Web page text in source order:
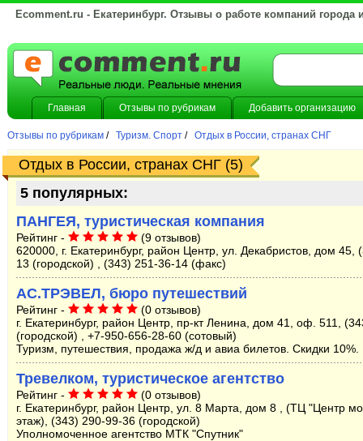
Ecomment.ru - Екатеринбург. Отзывы о работе компаний города
Главная Отзывы по рубрикам Добавить организацию
Отзывы по рубрикам / Туризм. Спорт / Отдых в России, странах СНГ
Отдых в России, странах СНГ (5)
5 популярных:
ПАНГЕЯ, туристическая компания
Рейтинг -
(9 отзывов)
620000, г. Екатеринбург, район Центр, ул. Декабристов, дом 45,
13 (городской) , (343) 251-36-14 (факс)
АС.ТРЭВЕЛ, бюро путешествий
Рейтинг -
(0 отзывов)
г. Екатеринбург, район Центр, пр-кт Ленина, дом 41, оф. 511,
(городской) , +7-950-656-28-60 (сотовый)
Туризм, путешествия, продажа ж/д и авиа билетов. Скидки 10%.
Тревелком, туристическое агентство
Рейтинг -
(0 отзывов)
г. Екатеринбург, район Центр, ул. 8 Марта, дом 8 , (ТЦ "Центр
этаж), (343) 290-99-36 (городской)
Уполномоченное агентство МТК "Спутник"